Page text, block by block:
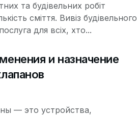
та будівельних робіт
сміття. Вивіз будівельного
для всіх, хто...
и назначение
— это устройства,